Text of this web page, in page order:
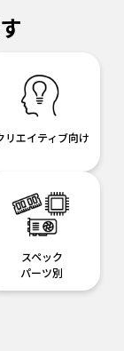
リエイティブ向け
スペック
パーツ別